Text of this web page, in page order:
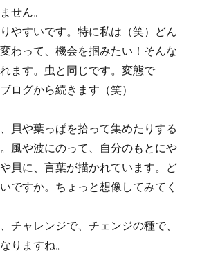
せん。
やすいです。特に私は（笑）どん
わって、機会を掴みたい！そんな
ます。虫と同じです。変態で
ログから続きます（笑）
貝や葉っぱを拾って集めたりする
風や波にのって、自分のもとにや
貝に、言葉が描かれています。ど
ですか。ちょっと想像してみてく
チャレンジで、チェンジの種で、
りますね。